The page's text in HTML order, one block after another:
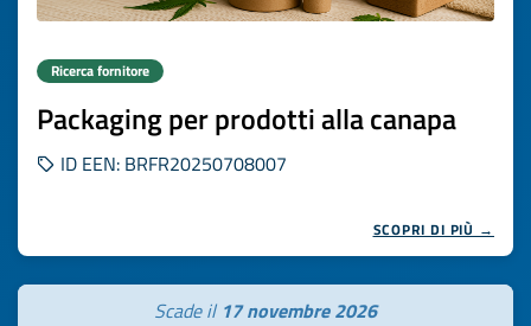
Ricerca fornitore
Packaging per prodotti alla canapa
ID EEN: BRFR20250708007
SCOPRI DI PIÙ →
Scade il 17 novembre 2026